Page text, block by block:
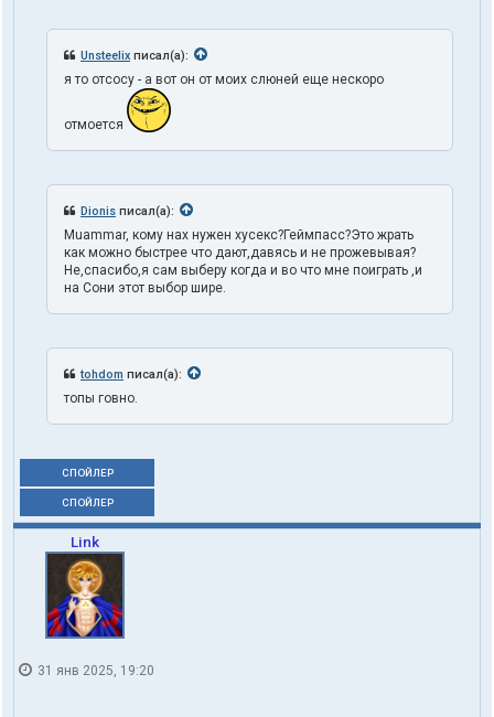
Unsteelix писал(а):
я то отсосу - а вот он от моих слюней еще нескоро
отмоется
Dionis писал(а):
Muammar, кому нах нужен хусекс?Геймпасс?Это жрать
как можно быстрее что дают,давясь и не прожевывая?
Не,спасибо,я сам выберу когда и во что мне поиграть ,и
на Сони этот выбор шире.
tohdom писал(а):
топы говно.
СПОЙЛЕР
СПОЙЛЕР
Link
31 янв 2025, 19:20